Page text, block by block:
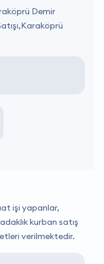
Demir
işi yapanlar,
kurban satış
verilmektedir.